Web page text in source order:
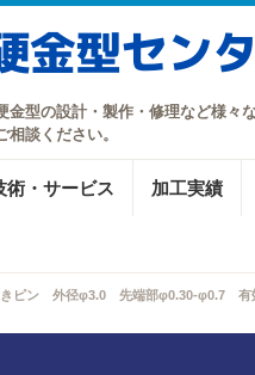
型の設計・製作・修理など様々
談ください。
術・サービス 加工実績
きピン 外径φ3.0 先端部φ0.30-φ0.7 有